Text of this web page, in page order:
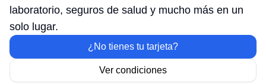
laboratorio, seguros de salud y mucho más en un
solo lugar.
¿No tienes tu tarjeta?
Ver condiciones